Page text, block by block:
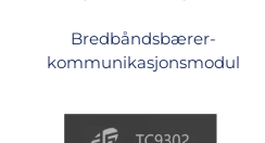
Bredbåndsbærer-
kommunikasjonsmodul